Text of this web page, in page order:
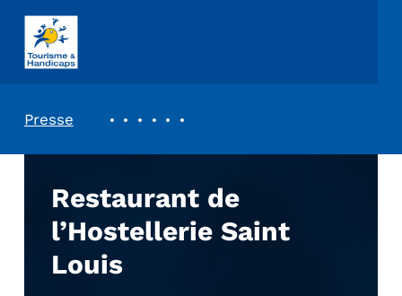
ASSOCIATION TOURISME ET HANDICAPS
Presse
Restaurant de
l’Hostellerie Saint
Louis